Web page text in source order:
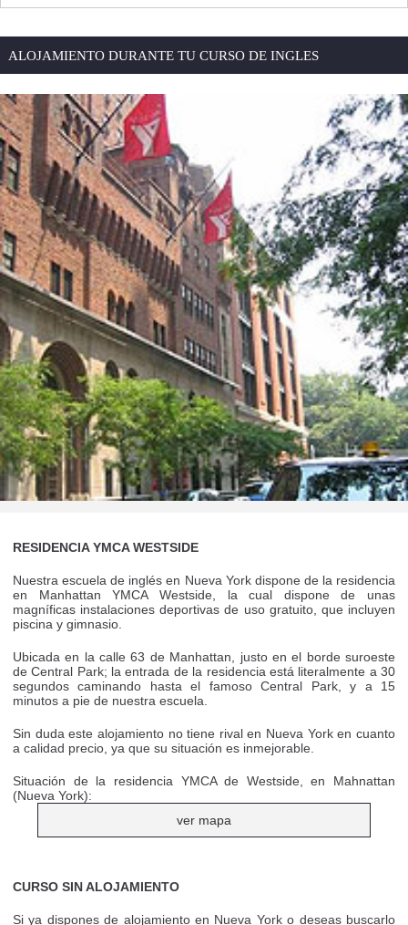
ALOJAMIENTO DURANTE TU CURSO DE INGLES
RESIDENCIA YMCA WESTSIDE
Nuestra escuela de inglés en Nueva York dispone de la residencia
en Manhattan YMCA Westside, la cual dispone de unas
magníficas instalaciones deportivas de uso gratuito, que incluyen
piscina y gimnasio.
Ubicada en la calle 63 de Manhattan, justo en el borde suroeste
de Central Park; la entrada de la residencia está literalmente a 30
segundos caminando hasta el famoso Central Park, y a 15
minutos a pie de nuestra escuela.
Sin duda este alojamiento no tiene rival en Nueva York en cuanto
a calidad precio, ya que su situación es inmejorable.
Situación de la residencia YMCA de Westside, en Mahnattan
(Nueva York):
ver mapa
CURSO SIN ALOJAMIENTO
Si ya dispones de alojamiento en Nueva York o deseas buscarlo